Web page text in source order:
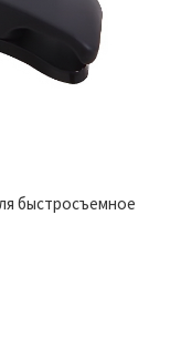
быстросъемное